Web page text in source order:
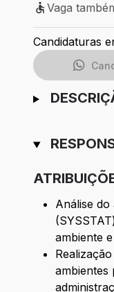
Vaga também
Vaga
Candidaturas
Análise do
ambiente
ambientes